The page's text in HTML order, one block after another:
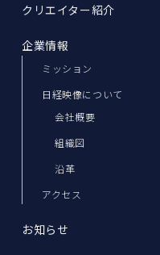
クリエイター紹介
企業情報
ミッション
日経映像について
会社概要
組織図
沿革
アクセス
お知らせ